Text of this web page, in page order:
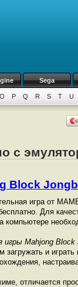
Sega
O P Q R S T U
с
Block
игра от
Для
компьютере
Mahjong Block
и
отличается